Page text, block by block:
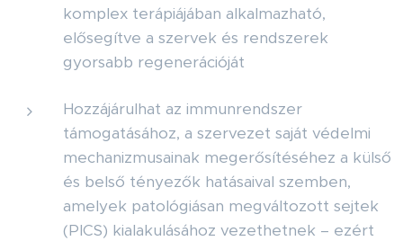
komplex terápiájában alkalmazható,
elősegítve a szervek és rendszerek
gyorsabb regenerációját
Hozzájárulhat az immunrendszer
támogatásához, a szervezet saját védelmi
mechanizmusainak megerősítéséhez a külső
és belső tényezők hatásaival szemben,
amelyek patológiásan megváltozott sejtek
(PICS) kialakulásához vezethetnek – ezért